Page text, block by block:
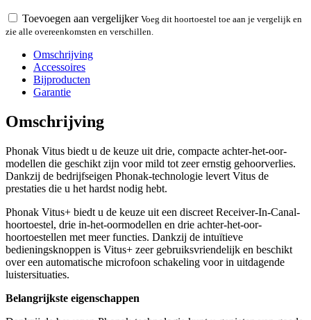
Toevoegen aan vergelijker Voeg dit hoortoestel toe aan je vergelijk en
zie alle overeenkomsten en verschillen.
Omschrijving
Accessoires
Bijproducten
Garantie
Omschrijving
Phonak Vitus biedt u de keuze uit drie, compacte achter-het-oor-
modellen die geschikt zijn voor mild tot zeer ernstig gehoorverlies.
Dankzij de bedrijfseigen Phonak-technologie levert Vitus de
prestaties die u het hardst nodig hebt.
Phonak Vitus+ biedt u de keuze uit een discreet Receiver-In-Canal-
hoortoestel, drie in-het-oormodellen en drie achter-het-oor-
hoortoestellen met meer functies. Dankzij de intuïtieve
bedieningsknoppen is Vitus+ zeer gebruiksvriendelijk en beschikt
over een automatische microfoon schakeling voor in uitdagende
luistersituaties.
Belangrijkste eigenschappen